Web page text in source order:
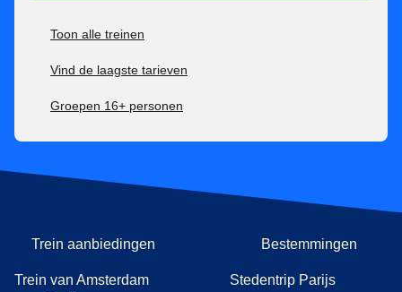
Toon alle treinen
Vind de laagste tarieven
Groepen 16+ personen
Trein aanbiedingen
Trein van Amsterdam
Bestemmingen
Stedentrip Parijs